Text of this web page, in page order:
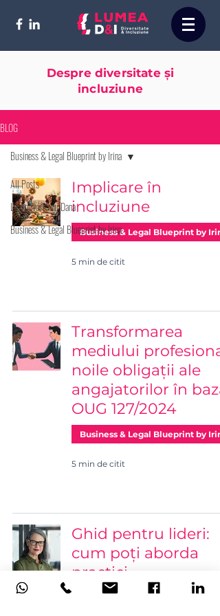
Despre diversitate și
incluziune
BLOG
All Posts
La o poveste cu Dana
Business & Legal Blueprint by Irina
Business & Legal Blueprint by Irina
Implicare în
incluziune
Business & Legal Blueprint by
5 min de citit
Transformarea
mediului
noile obligații ale
angajatorilor în baza
OUG 127/2024
Business & Legal Blueprint by
5 min de citit
Ghid pentru lideri:
cum poți aborda
practici
nefuncționale